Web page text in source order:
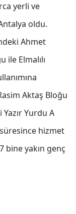
yerli ve
oldu.
Ahmet
ile Elmalılı
Aktaş Bloğu
Yurdu A
hizmet
bine yakın genç